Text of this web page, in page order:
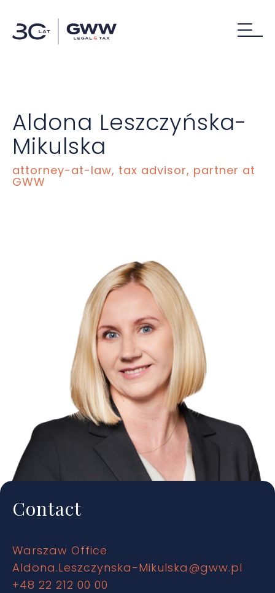
Aldona Leszczyńska-
Mikulska
attorney-at-law, tax advisor, partner at
GWW
Contact
Warszaw Office
Aldona.Leszczynska-Mikulska@gww.pl
+48 22 212 00 00